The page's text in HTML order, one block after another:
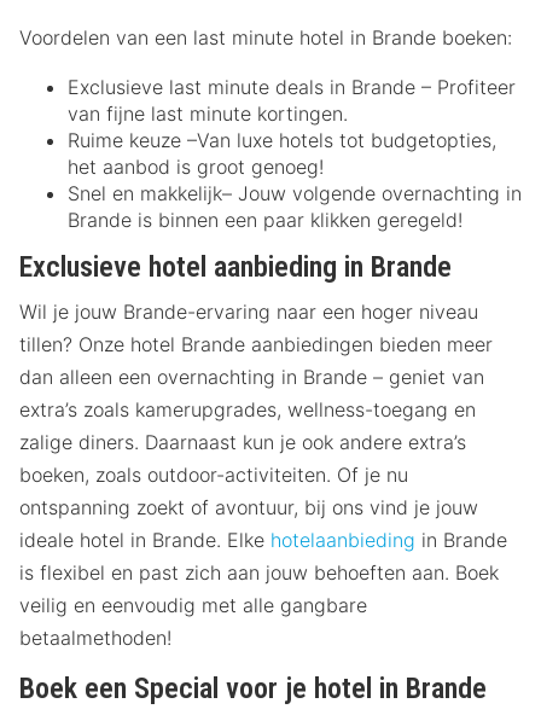
Voordelen van een last minute hotel in Brande boeken:
Exclusieve last minute deals in Brande – Profiteer
van fijne last minute kortingen.
Ruime keuze –Van luxe hotels tot budgetopties,
het aanbod is groot genoeg!
Snel en makkelijk– Jouw volgende overnachting in
Brande is binnen een paar klikken geregeld!
Exclusieve hotel aanbieding in Brande
Wil je jouw Brande-ervaring naar een hoger niveau
tillen? Onze hotel Brande aanbiedingen bieden meer
dan alleen een overnachting in Brande – geniet van
extra’s zoals kamerupgrades, wellness-toegang en
zalige diners. Daarnaast kun je ook andere extra’s
boeken, zoals outdoor-activiteiten. Of je nu
ontspanning zoekt of avontuur, bij ons vind je jouw
ideale hotel in Brande. Elke hotelaanbieding in Brande
is flexibel en past zich aan jouw behoeften aan. Boek
veilig en eenvoudig met alle gangbare
betaalmethoden!
Boek een Special voor je hotel in Brande